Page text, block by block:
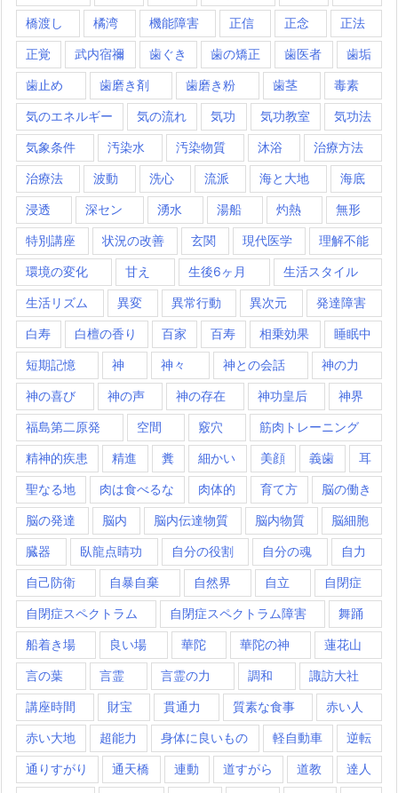
橋渡し 橘湾 機能障害 正信 正念 正法
正覚 武内宿禰 歯ぐき 歯の矯正 歯医者 歯垢
歯止め 歯磨き剤 歯磨き粉 歯茎 毒素
気のエネルギー 気の流れ 気功 気功教室 気功法
気象条件 汚染水 汚染物質 沐浴 治療方法
治療法 波動 洗心 流派 海と大地 海底
浸透 深セン 湧水 湯船 灼熱 無形
特別講座 状況の改善 玄関 現代医学 理解不能
環境の変化 甘え 生後6ヶ月 生活スタイル
生活リズム 異変 異常行動 異次元 発達障害
白寿 白檀の香り 百家 百寿 相乗効果 睡眠中
短期記憶 神 神々 神との会話 神の力
神の喜び 神の声 神の存在 神功皇后 神界
福島第二原発 空間 竅穴 筋肉トレーニング
精神的疾患 精進 糞 細かい 美顔 義歯 耳
聖なる地 肉は食べるな 肉体的 育て方 脳の働き
脳の発達 脳内 脳内伝達物質 脳内物質 脳細胞
臓器 臥龍点睛功 自分の役割 自分の魂 自力
自己防衛 自暴自棄 自然界 自立 自閉症
自閉症スペクトラム 自閉症スペクトラム障害 舞踊
船着き場 良い場 華陀 華陀の神 蓮花山
言の葉 言霊 言霊の力 調和 諏訪大社
講座時間 財宝 貫通力 質素な食事 赤い人
赤い大地 超能力 身体に良いもの 軽自動車 逆転
通りすがり 通天橋 連動 道すがら 道教 達人